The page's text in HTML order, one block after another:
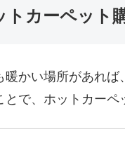
トカーペット
暖かい場所があれば
とで、ホットカーペ